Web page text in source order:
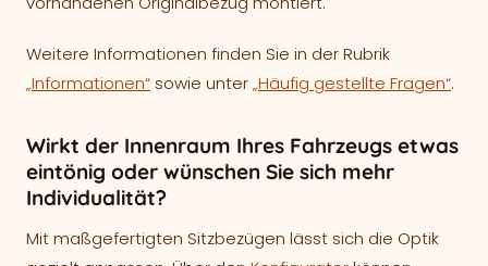
Weitere Informationen finden Sie in der Rubrik
„Informationen“ sowie unter„Häufig gestellte Fragen“.
Wirkt der Innenraum Ihres Fahrzeugs etwas
eintönig oder wünschen Sie sich mehr
Individualität?
Mit maßgefertigten Sitzbezügen lässt sich die Optik